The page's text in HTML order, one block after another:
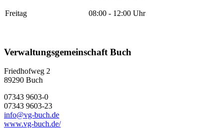
Freitag 08:00 - 12:00 Uhr
Verwaltungsgemeinschaft Buch
Friedhofweg 2
89290 Buch
07343 9603-0
07343 9603-23
info@vg-buch.de
www.vg-buch.de/